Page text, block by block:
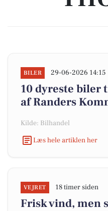
BILER 29-06-2026 14:15
10 dyreste biler
af Randers
Kilde: Bilhandel
Læs hele artiklen her
VEJRET 18 timer siden
Frisk vind, men